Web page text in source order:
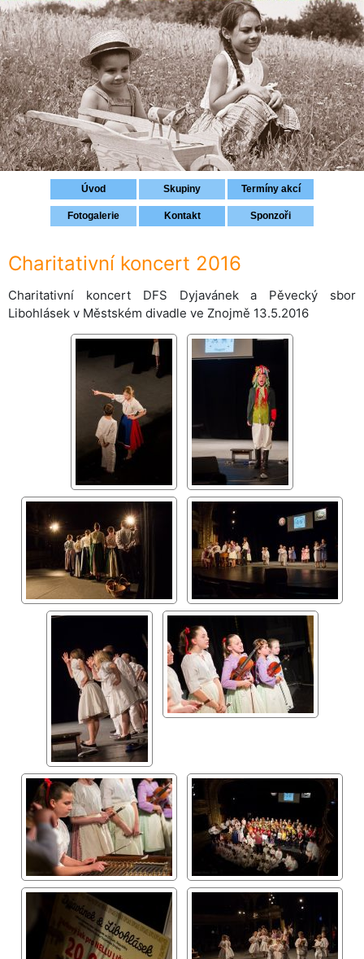
Přihlášení
Úvod Skupiny Termíny akcí
Fotogalerie Kontakt Sponzoři
Charitativní koncert 2016
Charitativní koncert DFS Dyjavánek a Pěvecký sbor
Libohlásek v Městském divadle ve Znojmě 13.5.2016